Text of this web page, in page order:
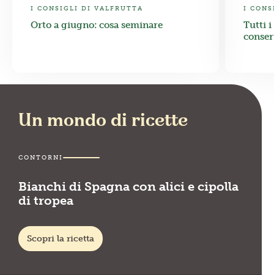
I CONSIGLI DI VALFRUTTA
Orto a giugno: cosa seminare
I
Tutti i
Un mondo di ricette
CONTORNI
Bianchi di Spagna con alici e cipolla
di tropea
Scopri la ricetta